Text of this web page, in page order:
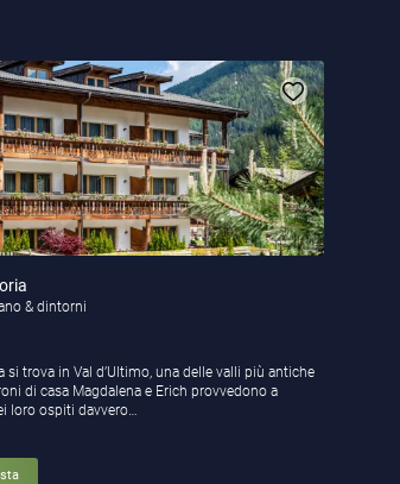
& dintorni
si trova in Val d’Ultimo, una delle valli più antiche
di casa Magdalena e Erich provvedono a
loro ospiti davvero…